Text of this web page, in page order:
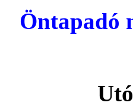
Öntapadó